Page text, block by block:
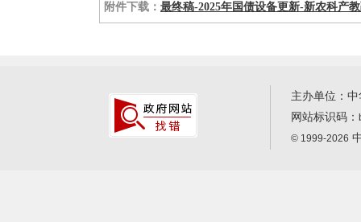
附件下载： 最终稿-2025年国债设备更新-新农科产
主办单位：
网站标识码：
© 1999-2026